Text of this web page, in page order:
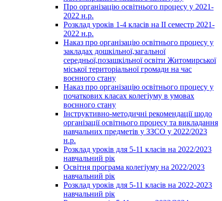
Про організацію освітнього процесу у 2021-
2022 н.р.
Розклад уроків 1-4 класів на ІІ семестр 2021-
2022 н.р.
Наказ про організацію освітнього процесу у
закладах дошкільної,загальної
середньої,позашкільної освіти Житомирської
міської територіальної громади на час
воєнного стану
Наказ про організацію освітнього процесу у
початкових класах колегіуму в умовах
воєнного стану
Інструктивно-методичні рекомендації щодо
організації освітнього процесу та викладання
навчальних предметів у ЗЗСО у 2022/2023
н.р.
Розклад уроків для 5-11 класів на 2022/2023
навчальний рік
Освітня програма колегіуму на 2022/2023
навчальний рік
Розклад уроків для 5-11 класів на 2022-2023
навчальний рік